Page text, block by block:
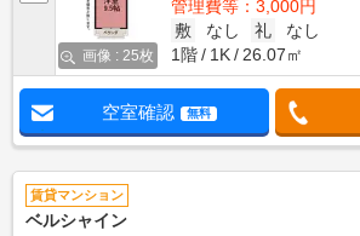
画像 : 25枚
管理費等：3,000円
敷
なし 礼
なし
1階
1K 26.07㎡
空室確認 無料
賃貸マンション
ベルシャイン